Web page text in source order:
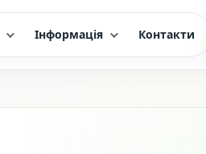
Інформація Контакти